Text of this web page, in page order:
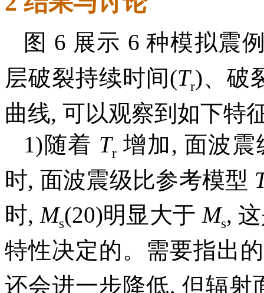
图 6 展示 6 种模拟震
层破裂持续时间(Tr)、破
曲线, 可以观察到如下特
1)随着 Tr增加, 面波震
时, 面波震级比参考模型
时, Ms(20)明显大于 Ms,
特性决定的。需要指出
还会进一步降低, 但辐射